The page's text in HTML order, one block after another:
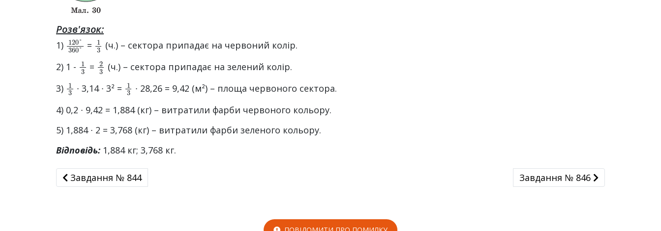
Розв'язок:
1) 120°360
= 13(ч.) – сектора припадає на червоний колір.
2) 1 - 1 = 23 (ч.) – сектора припадає на зелений колір.
3) 1 ∙ 3,14 ∙ 3² = 1 ∙ 28,26 = 9,42 (м²) – площа червоного сектора.
4) 0,2 ∙ 9,42 = 1,884 (кг) – витратили фарби червоного кольору.
5) 1,884 ∙ 2 = 3,768 (кг) – витратили фарби зеленого кольору.
Відповідь: 1,884 кг; 3,768 кг.
Завдання № 844
Завдання № 844 Завдання № 846
Завдання № 846